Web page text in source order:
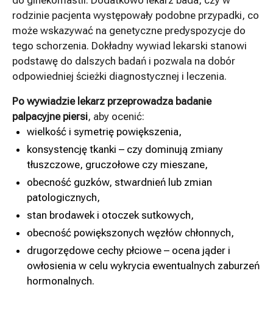
rodzinie pacjenta występowały podobne przypadki, co
może wskazywać na genetyczne predyspozycje do
tego schorzenia. Dokładny wywiad lekarski stanowi
podstawę do dalszych badań i pozwala na dobór
odpowiedniej ścieżki diagnostycznej i leczenia.
Po wywiadzie lekarz przeprowadza badanie
palpacyjne piersi, aby ocenić:
wielkość i symetrię powiększenia,
konsystencję tkanki – czy dominują zmiany
tłuszczowe, gruczołowe czy mieszane,
obecność guzków, stwardnień lub zmian
patologicznych,
stan brodawek i otoczek sutkowych,
obecność powiększonych węzłów chłonnych,
drugorzędowe cechy płciowe – ocena jąder i
owłosienia w celu wykrycia ewentualnych zaburzeń
hormonalnych.